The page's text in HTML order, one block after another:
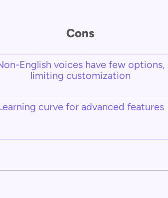
Cons
English voices have few options,
limiting customization
curve for advanced features